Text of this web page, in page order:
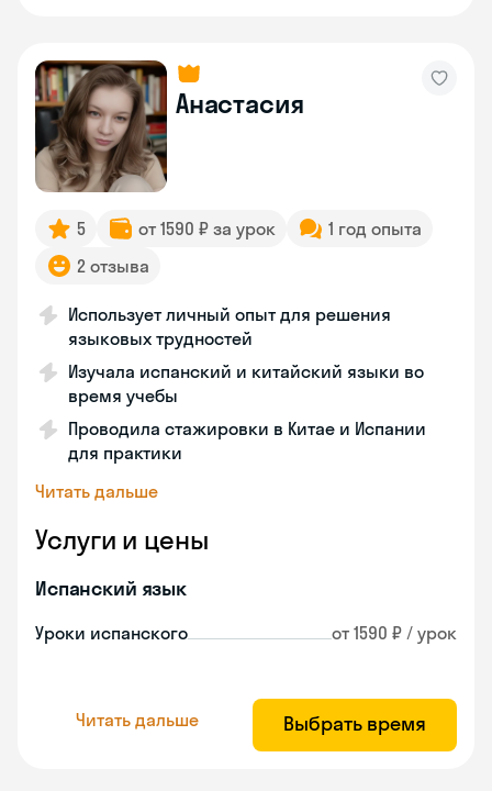
Анастасия
5 от 1590 ₽ за урок
1 год опыта
2 отзыва
Использует личный опыт для решения
языковых трудностей
Изучала испанский и китайский языки во
время учебы
Проводила стажировки в Китае и Испании
для практики
Читать дальше
Услуги и цены
Испанский язык
Уроки испанского от 1590 ₽ / урок
Читать дальше Выбрать время